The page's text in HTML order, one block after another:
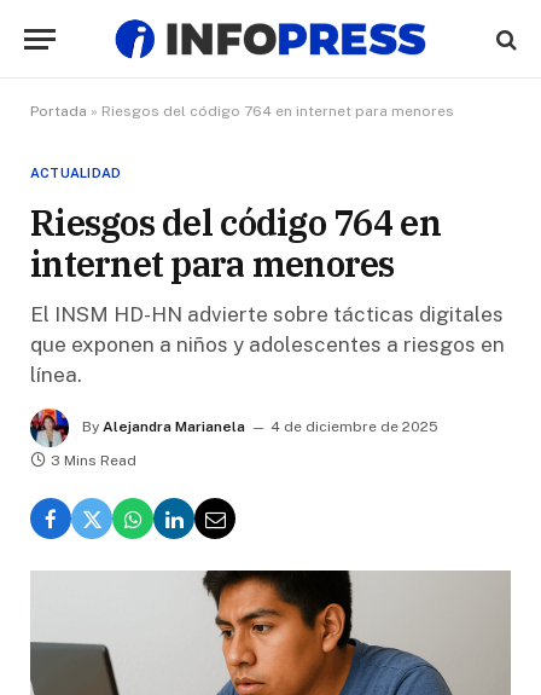
Portada » Riesgos del código 764 en internet para menores
ACTUALIDAD
Riesgos del código 764 en
internet para menores
El INSM HD-HN advierte sobre tácticas digitales
que exponen a niños y adolescentes a riesgos en
línea.
By Alejandra Marianela
4 de diciembre de 2025
3 Mins Read